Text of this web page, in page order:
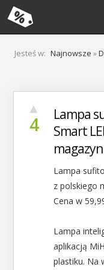
Jesteś w: Najnowsze »
▲
4
Lampa
Smart
Lampa
z polskiego
Cena w
Lampa
aplikacją
plastiku. Na